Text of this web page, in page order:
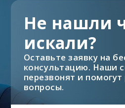
Не нашли
искали?
Оставьте заявку на
консультацию. Наши
перезвонят и
вопросы.